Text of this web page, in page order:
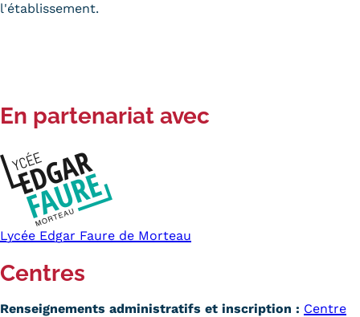
l'établissement.
En partenariat avec
Lycée Edgar Faure de Morteau
Centres
Renseignements administratifs et inscription : Centre